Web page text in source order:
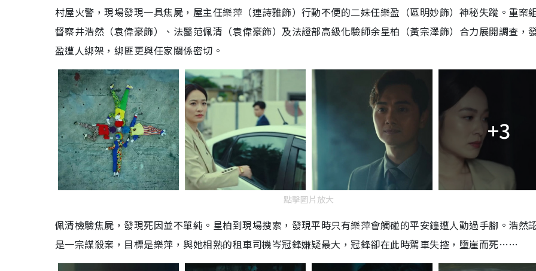
村屋火警，現場發現一具焦屍，屋主任樂萍（連詩雅飾）行動不便的二妹任樂盈（區明妙飾）神秘失蹤。重案
督察井浩然（袁偉豪飾）、法醫范佩清（袁偉豪飾）及法證部高級化驗師余星柏（黃宗澤飾）合力展開調查，
盈遭人綁架，綁匪更與任家關係密切。
+3
點擊圖片放大
佩清檢驗焦屍，發現死因並不單純。星柏到現場搜索，發現平時只有樂萍會觸碰的平安鐘遭人動過手腳。浩然
是一宗謀殺案，目標是樂萍，與她相熟的租車司機岑冠鋒嫌疑最大，冠鋒卻在此時駕車失控，墮崖而死……